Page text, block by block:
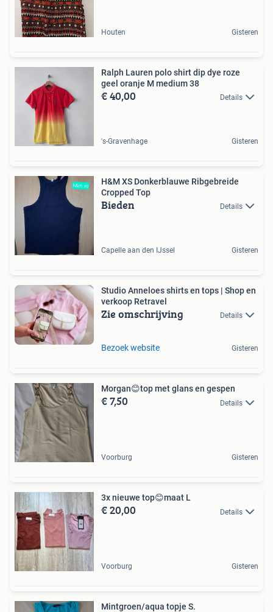
Houten Gisteren
Ralph Lauren polo shirt dip dye roze
geel oranje M medium 38
€ 40,00 Details
's-Gravenhage Gisteren
H&M XS Donkerblauwe Ribgebreide
Cropped Top
Bieden Details
Capelle aan den IJssel Gisteren
Studio Anneloes shirts en tops | Shop en
verkoop Retravel
Zie omschrijving Details
Bezoek website Gisteren
Morgan😊top met glans en gespen
€ 7,50 Details
Voorburg Gisteren
3x nieuwe top😊maat L
€ 20,00 Details
Voorburg Gisteren
Mintgroen/aqua topje S.